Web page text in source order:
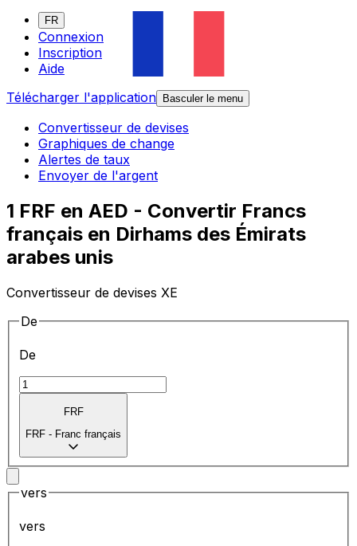
FR
Connexion
Inscription
Aide
Télécharger l'application
Basculer le menu
Convertisseur de devises
Graphiques de change
Alertes de taux
Envoyer de l'argent
1 FRF en AED - Convertir Francs
français en Dirhams des Émirats
arabes unis
Convertisseur de devises XE
De
De
FRF
FRF - Franc français
vers
vers